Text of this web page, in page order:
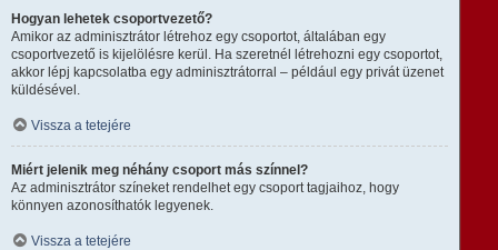
Hogyan lehetek csoportvezető?
Amikor az adminisztrátor létrehoz egy csoportot, általában egy
csoportvezető is kijelölésre kerül. Ha szeretnél létrehozni egy csoportot,
akkor lépj kapcsolatba egy adminisztrátorral – például egy privát üzenet
küldésével.
Vissza a tetejére
Miért jelenik meg néhány csoport más színnel?
Az adminisztrátor színeket rendelhet egy csoport tagjaihoz, hogy
könnyen azonosíthatók legyenek.
Vissza a tetejére